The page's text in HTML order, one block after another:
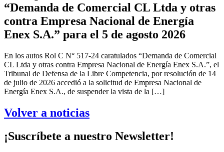
“Demanda de Comercial CL Ltda y otras
contra Empresa Nacional de Energía
Enex S.A.” para el 5 de agosto 2026
En los autos Rol C N° 517-24 caratulados “Demanda de Comercial
CL Ltda y otras contra Empresa Nacional de Energía Enex S.A.”, el
Tribunal de Defensa de la Libre Competencia, por resolución de 14
de julio de 2026 accedió a la solicitud de Empresa Nacional de
Energía Enex S.A., de suspender la vista de la […]
Volver a noticias
¡Suscríbete a nuestro Newsletter!